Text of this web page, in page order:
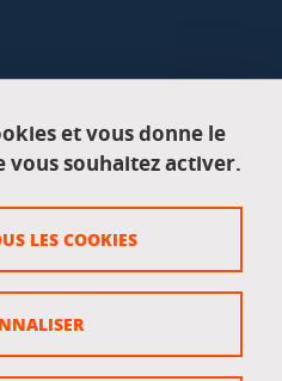
et vous donne le
vous souhaitez activer.
LES COOKIES